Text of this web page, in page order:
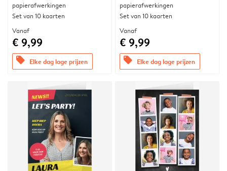
papierafwerkingen
Set van 10 kaarten
Vanaf
€ 9,99
offers Elke dag lage prijzen
papierafwerkingen
Set van 10 kaarten
Vanaf
€ 9,99
offers Elke dag lage prijzen